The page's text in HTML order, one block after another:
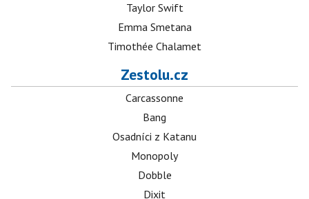
Taylor Swift
Emma Smetana
Timothée Chalamet
Zestolu.cz
Carcassonne
Bang
Osadníci z Katanu
Monopoly
Dobble
Dixit